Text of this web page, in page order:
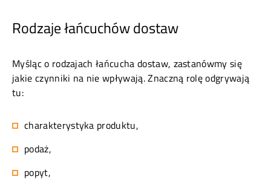
Rodzaje łańcuchów dostaw
Myśląc o rodzajach łańcucha dostaw, zastanówmy się
jakie czynniki na nie wpływają. Znaczną rolę odgrywają
tu:
charakterystyka produktu,
podaż,
popyt,